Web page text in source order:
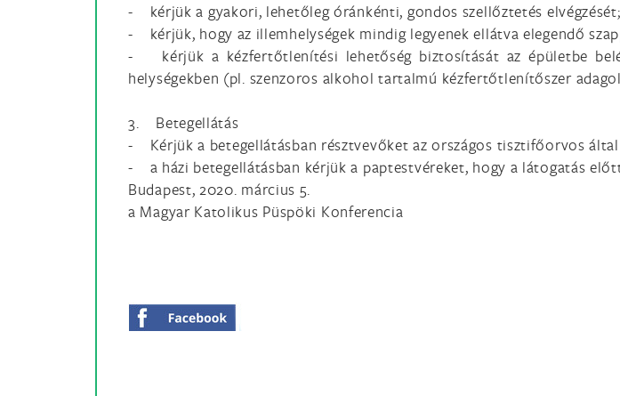
- kérjük a gyakori, lehetőleg óránkénti, gondos szellőztetés elvégzését;
- kérjük, hogy az illemhelységek mindig legyenek ellátva elegendő
- kérjük a kézfertőtlenítési lehetőség biztosítását az épületbe
helységekben (pl. szenzoros alkohol tartalmú kézfertőtlenítőszer
3. Betegellátás
- Kérjük a betegellátásban résztvevőket az országos tisztifőorvos
- a házi betegellátásban kérjük a paptestvéreket, hogy a látogatás
Budapest, 2020. március 5.
a Magyar Katolikus Püspöki Konferencia